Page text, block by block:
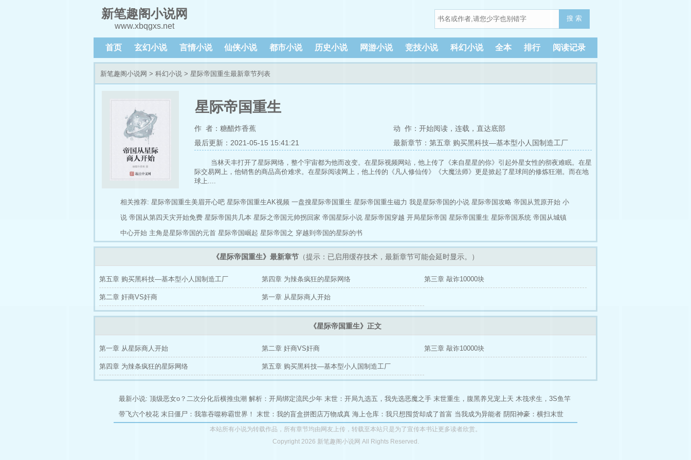
新笔趣阁小说网
www.xbqgxs.net
搜 索
首页 玄幻小说 言情小说 仙侠小说 都市小说 历史小说 网游小说 竞技小说 科幻小说 全本 排行 阅读记录
新笔趣阁小说网 > 科幻小说 > 星际帝国重生最新章节列表
星际帝国重生
作 者：糖醋炸香蕉 动 作： 开始阅读，连载， 直达底部
最后更新：2021-05-15 15:41:21
最新章节：第五章 购买黑科技—基本型小人国制造工厂
当林天丰打开了星际网络，整个宇宙都为他而改变。在星际视频网站，他上传了《来自星星的你》引起外星女性的彻夜难眠。在星
际交易网上，他销售的商品高价难求。在星际阅读网上，他上传的《凡人修仙传》《大魔法师》更是掀起了星球间的修炼狂潮。而在地
球上....
相关推荐: 星际帝国重生美眉开心吧 星际帝国重生AK视频 一盘搜星际帝国重生 星际帝国重生磁力 我是星际帝国的小说 星际帝国攻略 帝国从荒原开始 小
说 帝国从第四天灾开始免费 星际帝国共几本 星际之帝国元帅拐回家 帝国星际小说 星际帝国穿越 开局星际帝国 星际帝国重生 星际帝国系统 帝国从城镇
中心开始 主角是星际帝国的元首 星际帝国崛起 星际帝国之 穿越到帝国的星际的书
《星际帝国重生》最新章节 （提示：已启用缓存技术，最新章节可能会延时显示。）
第五章 购买黑科技—基本型小人国制造工厂 第四章 为辣条疯狂的星际网络 第三章 敲诈10000块
第二章 奸商VS奸商 第一章 从星际商人开始
《星际帝国重生》正文
第一章 从星际商人开始 第二章 奸商VS奸商 第三章 敲诈10000块
第四章 为辣条疯狂的星际网络 第五章 购买黑科技—基本型小人国制造工厂
最新小说: 顶级恶女o？二次分化后横推虫潮 解析：开局绑定流民少年 末世：开局九选五，我先选恶魔之手 末世重生，腹黑养兄宠上天 木筏求生，3S鱼竿
带飞六个校花 末日僵尸：我靠吞噬称霸世界！ 末世：我的盲盒拼图店万物成真 海上仓库：我只想囤货却成了首富 当我成为异能者 阴阳神豪：横扫末世
本站所有小说为转载作品，所有章节均由网友上传，转载至本站只是为了宣传本书让更多读者欣赏。
Copyright 2026 新笔趣阁小说网 All Rights Reserved.